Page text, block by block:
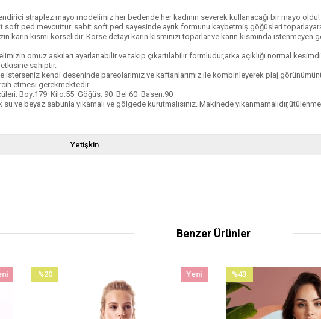
straplez mayo modelimiz her bedende her kadının severek kullanacağı bir mayo oldu!
soft ped mevcuttur. sabit soft ped sayesinde ayrık formunu kaybetmiş göğüsleri
karın kısmı korselidir. Korse detayı karın kısmınızı toparlar ve karın kısmında
omuz askıları ayarlanabilir ve takıp çıkartılabilir formludur,arka açıklığı normal
sahiptir.
kendi deseninde pareolarımız ve kaftanlarımız ile kombinleyerek plaj
etmesi gerekmektedir.
Boy:179 Kilo:55 Göğüs: 90 Bel:60 Basen:90
ve beyaz sabunla yıkamalı ve gölgede kurutmalısınız. Makinede
Yetişkin
Benzer Ürünler
%20
Yeni
%43
İndirim
%43İndirim